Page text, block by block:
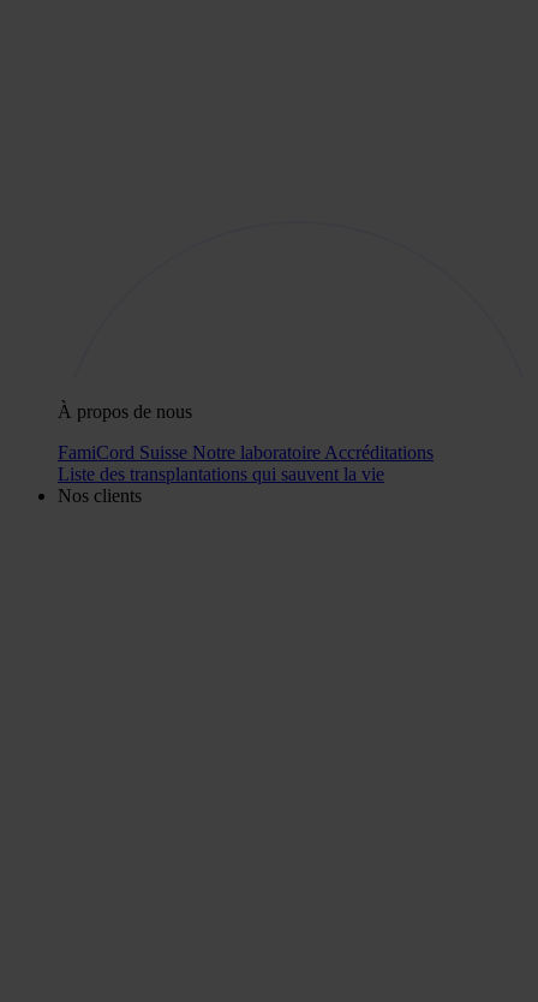
À propos de nous
FamiCord Suisse Notre laboratoire Accréditations
Liste des transplantations qui sauvent la vie
Nos clients